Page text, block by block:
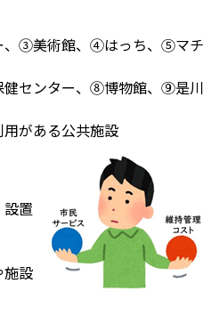
③美術館、④はっち、⑤マチ
センター、⑧博物館、⑨是川
がある公共施設
置
設